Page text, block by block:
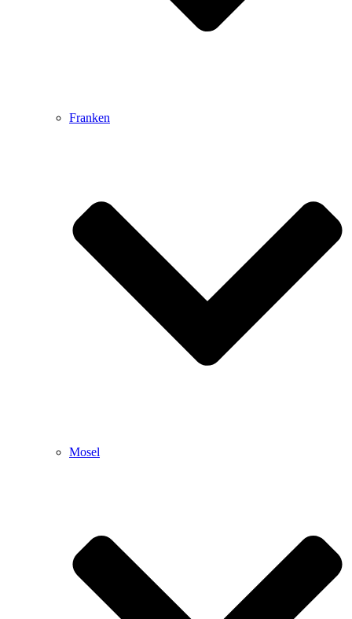
Franken
Mosel